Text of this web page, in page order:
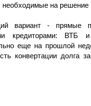
необходимые на
вариант - прямые
кредиторами: ВТБ и
еще на прошлой
конвертации долга